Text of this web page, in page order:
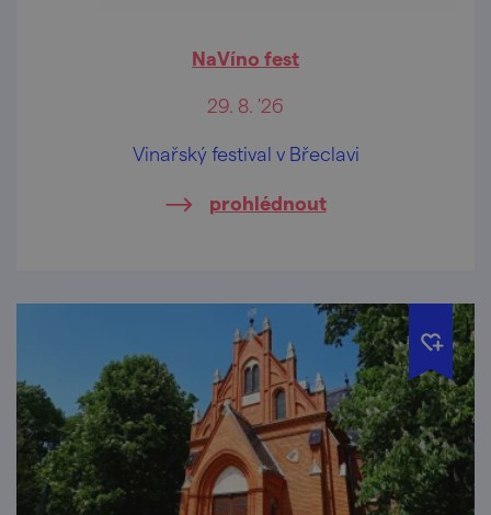
NaVíno fest
29. 8. '26
Vinařský festival v Břeclavi
prohlédnout